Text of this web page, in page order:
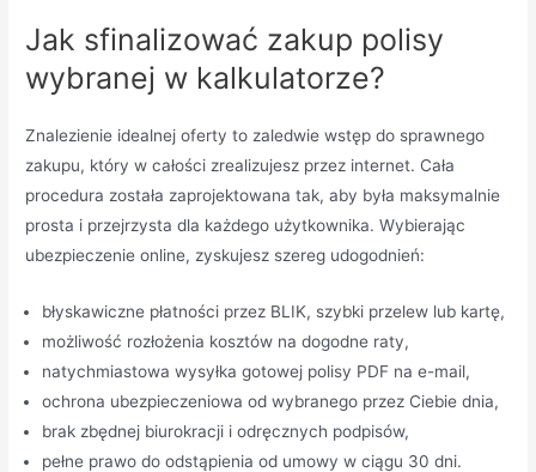
Jak sfinalizować zakup polisy
wybranej w kalkulatorze?
Znalezienie idealnej oferty to zaledwie wstęp do sprawnego
zakupu, który w całości zrealizujesz przez internet. Cała
procedura została zaprojektowana tak, aby była maksymalnie
prosta i przejrzysta dla każdego użytkownika. Wybierając
ubezpieczenie online, zyskujesz szereg udogodnień:
błyskawiczne płatności przez BLIK, szybki przelew lub kartę,
możliwość rozłożenia kosztów na dogodne raty,
natychmiastowa wysyłka gotowej polisy PDF na e-mail,
ochrona ubezpieczeniowa od wybranego przez Ciebie dnia,
brak zbędnej biurokracji i odręcznych podpisów,
pełne prawo do odstąpienia od umowy w ciągu 30 dni.